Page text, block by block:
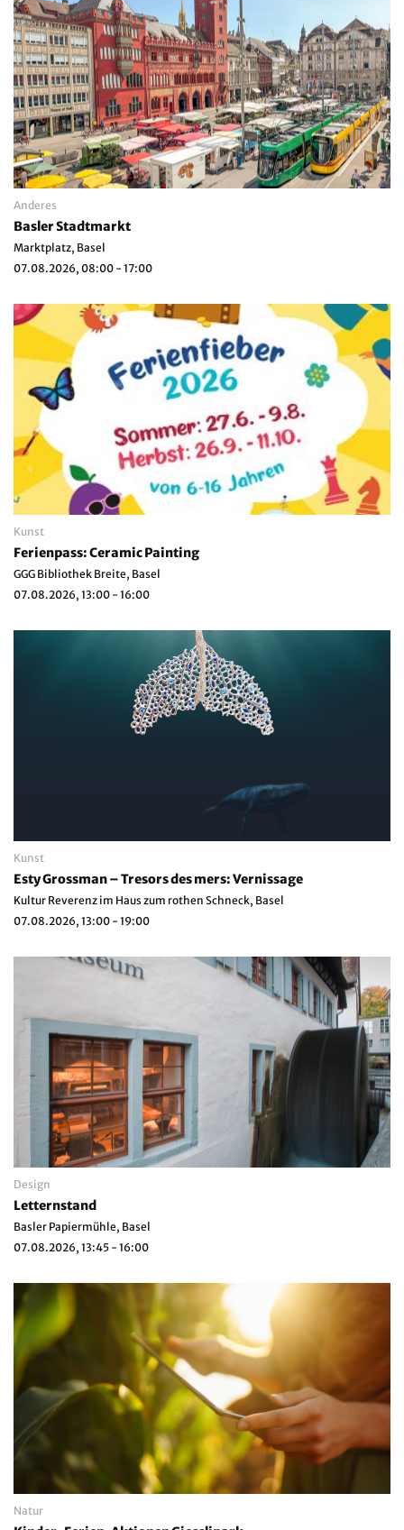
Anderes
Basler Stadtmarkt
Marktplatz, Basel
07.08.2026, 08:00 - 17:00
Kunst
Ferienpass: Ceramic Painting
GGG Bibliothek Breite, Basel
07.08.2026, 13:00 - 16:00
Kunst
Esty Grossman – Tresors des mers: Vernissage
Kultur Reverenz im Haus zum rothen Schneck, Basel
07.08.2026, 13:00 - 19:00
Design
Letternstand
Basler Papiermühle, Basel
07.08.2026, 13:45 - 16:00
Natur